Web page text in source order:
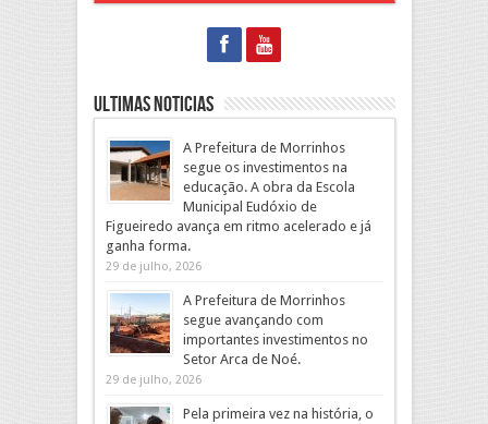
Ultimas Noticias
A Prefeitura de Morrinhos
segue os investimentos na
educação. A obra da Escola
Municipal Eudóxio de
Figueiredo avança em ritmo acelerado e já
ganha forma.
29 de julho, 2026
A Prefeitura de Morrinhos
segue avançando com
importantes investimentos no
Setor Arca de Noé.
29 de julho, 2026
Pela primeira vez na história, o